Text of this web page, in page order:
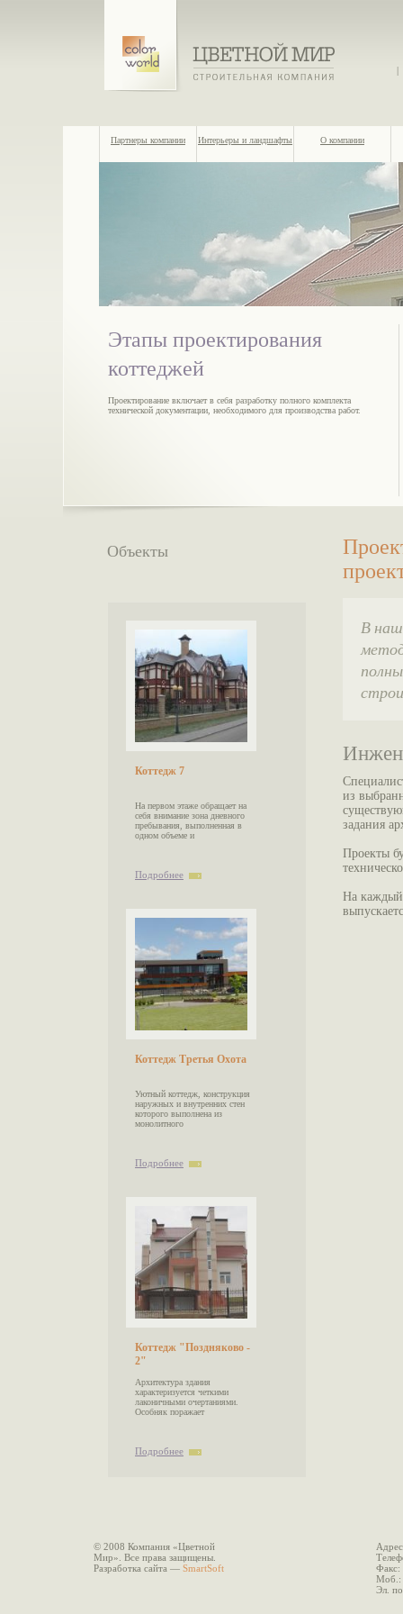
|
О компании
Интерьеры и ландшафты
Партнеры компании
Этапы проектирования
коттеджей
Проектирование включает в себя разработку полного комплекта
технической документации, необходимого для производства работ.
Объекты
Коттедж 7
На первом этаже обращает на
себя внимание зона дневного
пребывания, выполненная в
одном объеме и
Подробнее
Коттедж Третья Охота
Уютный коттедж, конструкция
наружных и внутренних стен
которого выполнена из
монолитного
Подробнее
Коттедж "Поздняково -
2"
Архитектура здания
характеризуется четкими
лаконичными очертаниями.
Особняк поражает
Подробнее
В
из
задания
Проекты
На каждый
© 2008 Компания «Цветной
Мир». Все права защищены.
Разработка сайта — SmartSoft
Эл.